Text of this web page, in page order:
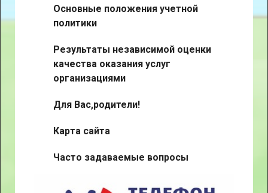
Основные положения учетной
политики
Результаты независимой оценки
качества оказания услуг
организациями
Для Вас,родители!
Карта сайта
Часто задаваемые вопросы